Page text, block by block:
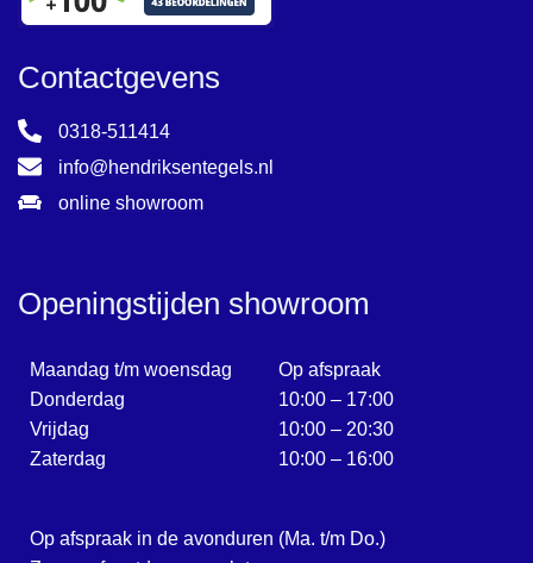
Contactgevens
0318-511414
info@hendriksentegels.nl
online showroom
Openingstijden showroom
Maandag t/m woensdag
Donderdag
Vrijdag
Zaterdag
Op afspraak
10:00 – 17:00
10:00 – 20:30
10:00 – 16:00
Op afspraak in de avonduren (Ma. t/m Do.)